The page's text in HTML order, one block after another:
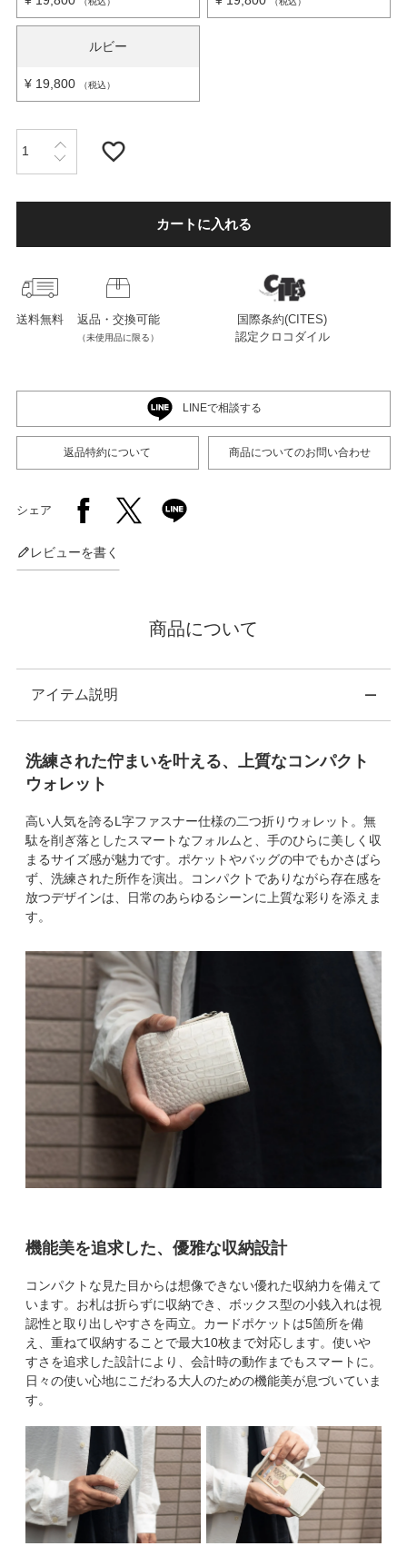
定商取引法に基づく表示
問い合わせ
ルビー
¥ 19,800 税込
カートに入れる
送料無料 返品・交換可能
（未使用品に限る）
国際条約(CITES)
認定クロコダイル
LINEで相談する
返品特約について 商品についてのお問い合わせ
シェア
レビューを書く
商品について
アイテム説明
洗練された佇まいを叶える、上質なコンパクト
ウォレット
高い人気を誇るL字ファスナー仕様の二つ折りウォレット。無
駄を削ぎ落としたスマートなフォルムと、手のひらに美しく収
まるサイズ感が魅力です。ポケットやバッグの中でもかさばら
ず、洗練された所作を演出。コンパクトでありながら存在感を
放つデザインは、日常のあらゆるシーンに上質な彩りを添えま
す。
機能美を追求した、優雅な収納設計
コンパクトな見た目からは想像できない優れた収納力を備えて
います。お札は折らずに収納でき、ボックス型の小銭入れは視
認性と取り出しやすさを両立。カードポケットは5箇所を備
え、重ねて収納することで最大10枚まで対応します。使いや
すさを追求した設計により、会計時の動作までもスマートに。
日々の使い心地にこだわる大人のための機能美が息づいていま
す。